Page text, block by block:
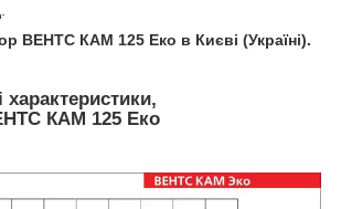
ВЕНТС КАМ 125 Еко в Києві (Україні).
КАМ 125 Еко